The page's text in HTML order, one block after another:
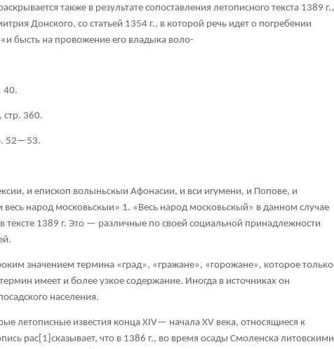
также в результате сопоставления летописного текста 1389 г.,
Донского, со статьей 1354 г., в которой речь идет о погребении
бысть на провожение его владыка воло-
40.
стр. 360.
52—53.
и епископ волыньскыи Афонасии, и вси игумени, и Попове, и
народ московьскыи» 1. «Весь народ московьскый» в данном случае
тексте 1389 г. Это — различные по своей социальной принадлежности
значением термина «град», «гражане», «горожане», которое только
имеет и более узкое содержание. Иногда в источниках он
населения.
летописные известия конца XIV— начала XV века, относящиеся к
рас [1] сказывает, что в 1386 г., во время осады Смоленска литовскими